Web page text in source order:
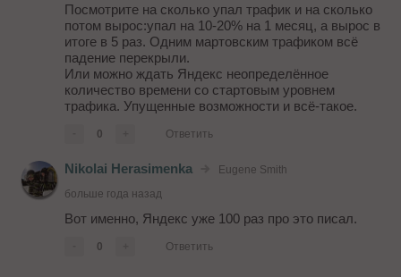
Посмотрите на сколько упал трафик и на сколько
потом вырос:упал на 10-20% на 1 месяц, а вырос в
итоге в 5 раз. Одним мартовским трафиком всё
падение перекрыли.
Или можно ждать Яндекс неопределённое
количество времени со стартовым уровнем
трафика. Упущенные возможности и всё-такое.
0 Ответить
Nikolai Herasimenka
Eugene Smith
больше года назад
Вот именно, Яндекс уже 100 раз про это писал.
0 Ответить